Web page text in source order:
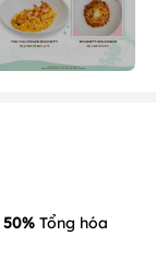
50% Tổng hóa